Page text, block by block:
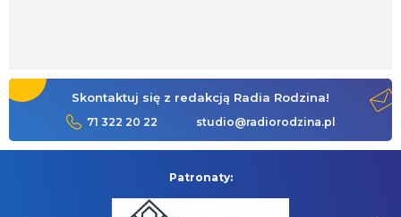
Skontaktuj się z redakcją Radia Rodzina!
71 322 20 22 studio@radiorodzina.pl
Patronaty: